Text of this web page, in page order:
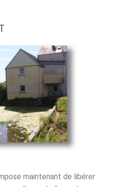
maintenant de libérer